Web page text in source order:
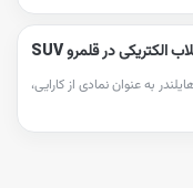
تویوتا هایلندر 2027: انقلاب الکتریکی در قلمرو SUV
از کارایی،